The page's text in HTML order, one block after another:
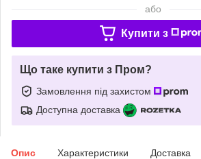
або
Купити з
Що таке купити з Пром?
Замовлення під захистом
Доступна доставка
Опис Характеристики Доставка